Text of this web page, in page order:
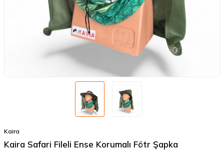
Kaira
Kaira Safari Fileli Ense Korumalı Fötr Şapka